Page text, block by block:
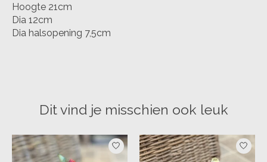
Hoogte 21cm
Dia 12cm
Dia halsopening 7,5cm
Dit vind je misschien ook leuk
Items van productcarrousel